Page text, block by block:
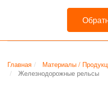
Главная Материалы /
Железнодорожные рельсы